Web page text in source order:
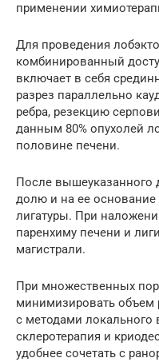
применении
Для проведения
комбинированный
включает в себя
разрез параллельно
ребра, резекцию
данным 80% опухолей
половине печени.
После вышеуказанного
долю и на ее
лигатуры. При
паренхиму печени и
магистрали.
При множественных
минимизировать объем
с методами локального
склеротерапия и
удобнее сочетать с